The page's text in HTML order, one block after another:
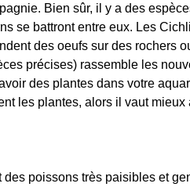
Bien sûr, il y a des
se battront entre eux. Les
des oeufs sur des rochers
précises) rassemble les
des plantes dans votre
les plantes, alors il vaut mieux
poissons très paisibles et